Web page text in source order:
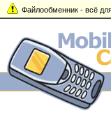
Файлообменник - всё